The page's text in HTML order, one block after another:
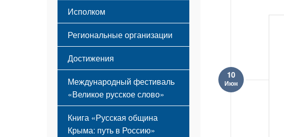
10
Июн
Исполком
Региональные организации
Достижения
Международный фестиваль
«Великое русское слово»
Книга «Русская община
Крыма: путь в Россию»